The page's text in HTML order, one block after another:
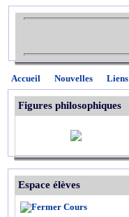
Accueil Nouvelles Liens
Figures philosophiques
Espace élèves
Cours